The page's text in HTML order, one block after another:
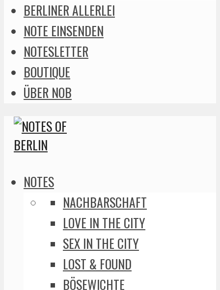
BERLINER ALLERLEI
NOTE EINSENDEN
NOTESLETTER
BOUTIQUE
ÜBER NOB
NOTES
NACHBARSCHAFT
LOVE IN THE CITY
SEX IN THE CITY
LOST & FOUND
BÖSEWICHTE